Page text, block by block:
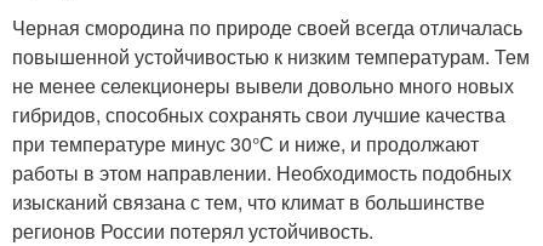
Черная смородина по природе своей всегда отличалась
повышенной устойчивостью к низким температурам. Тем
не менее селекционеры вывели довольно много новых
гибридов, способных сохранять свои лучшие качества
при температуре минус 30°С и ниже, и продолжают
работы в этом направлении. Необходимость подобных
изысканий связана с тем, что климат в большинстве
регионов России потерял устойчивость.